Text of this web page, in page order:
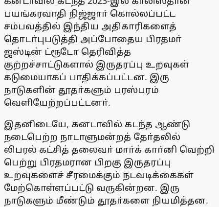
பயங்கரவாதி நிஜ்ஜாா் கொல்லப்பட்ட
சம்பவத்தில் இந்திய அதிகாரிகளைத்
தொடா்புபடுத்தி அப்போதைய பிரதமா்
ஜஸ்டின் ட்ரூடோ தெரிவித்த
குற்றச்சாட்டுகளால் இருதரப்பு உறவுகள்
கடுமையாகப் பாதிக்கப்பட்டன. இரு
நாடுகளின் தூதா்களும் பரஸ்பரம்
வெளியேற்றப்பட்டனா்.
இதனிடையே, கனடாவில் கடந்த ஆண்டு
நடைபெற்ற நாடாளுமன்றத் தோ்தலில்
லிபரல் கட்சித் தலைவா் மாா்க் காா்னி வெற்றி
பெற்று பிரதமரான பிறகு இருதரப்பு
உறவுகளைச் சீரமைக்கும் நடவடிக்கைகள்
மேற்கொள்ளப்பட்டு வருகின்றன. இரு
நாடுகளும் மீண்டும் தூதா்களை நியமித்தன.